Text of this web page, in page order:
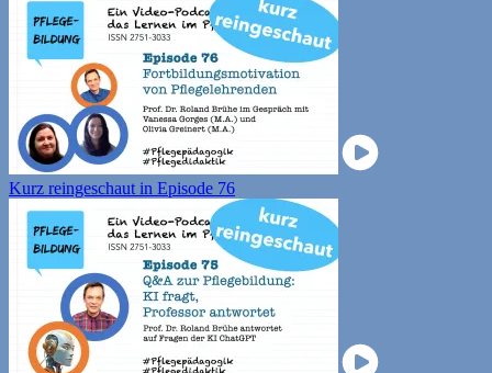
Kurz reingeschaut in Episode 76